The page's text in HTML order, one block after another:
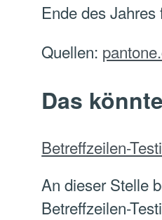
Ende des
Quellen:
Das
Betreffzeilen-
An dieser Stelle
Betreffzeilen-